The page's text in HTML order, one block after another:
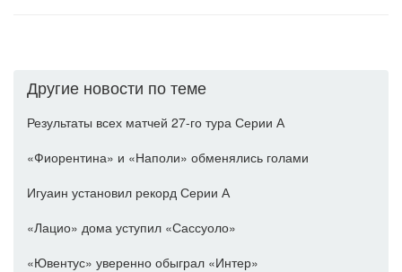
Другие новости по теме
Результаты всех матчей 27-го тура Серии А
«Фиорентина» и «Наполи» обменялись голами
Игуаин установил рекорд Серии А
«Лацио» дома уступил «Сассуоло»
«Ювентус» уверенно обыграл «Интер»